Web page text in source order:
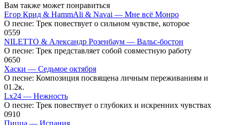
Вам также может понравиться
Егор Крид & HammAli & Navai — Мне всё Монро
О песне: Трек повествует о сильном чувстве, которое
0559
NILETTO & Александр Розенбаум — Вальс-бостон
О песне: Трек представляет собой совместную работу
0650
Хаски — Седьмое октября
О песне: Композиция посвящена личным переживаниям и
01.2к.
Lx24 — Нежность
О песне: Трек повествует о глубоких и искренних чувствах
0910
Пицца — Испания